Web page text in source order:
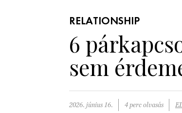
RELATIONSHIP
6
sem
2026. június 16. 4 perc olvasás